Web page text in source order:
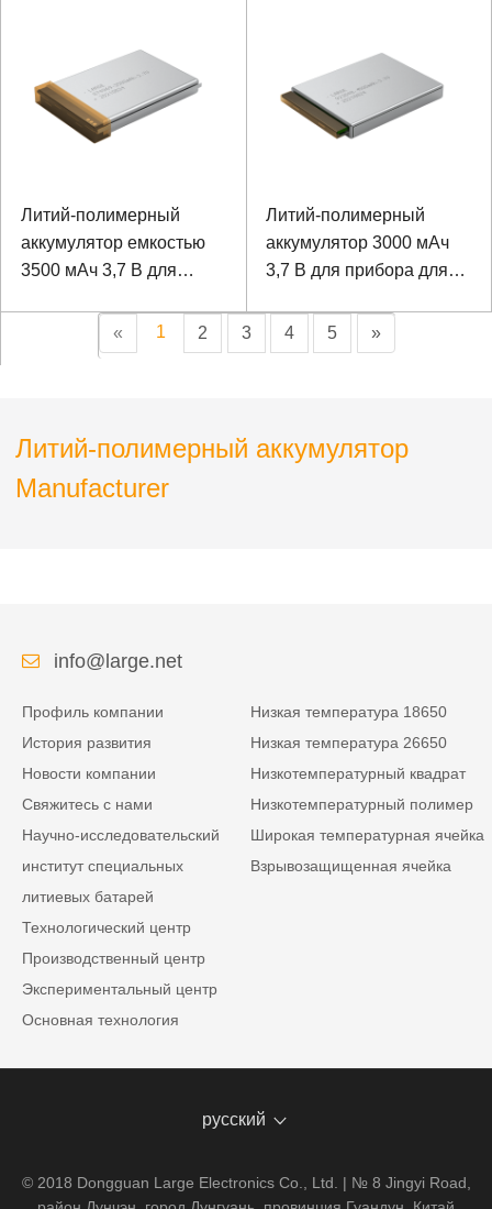
Литий-полимерный
аккумулятор емкостью
3500 мАч 3,7 В для
Литий-полимерный
аккумулятор 3000 мАч
3,7 В для прибора для
сигналов
« 1 2 3 4 5 »
Литий-полимерный аккумулятор
Manufacturer
info@large.net
Профиль компании
История развития
Новости компании
Свяжитесь с нами
Научно-исследовательский
институт специальных
литиевых батарей
Технологический центр
Производственный центр
Экспериментальный центр
Основная технология
Низкая температура 18650
Низкая температура 26650
Низкотемпературный квадрат
Низкотемпературный полимер
Широкая температурная ячейка
Взрывозащищенная ячейка
русский
© 2018 Dongguan Large Electronics Co., Ltd. | № 8 Jingyi Road,